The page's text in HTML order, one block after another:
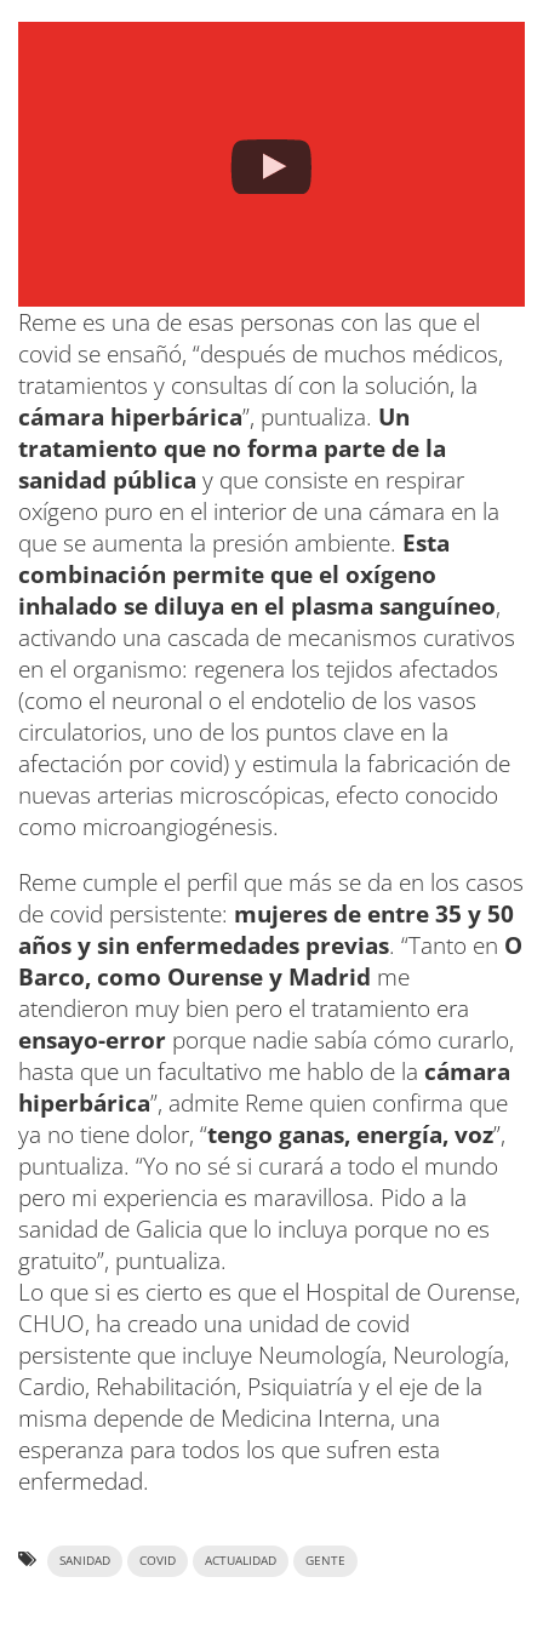
Reme es una de esas personas con las que el
covid se ensañó, “después de muchos médicos,
tratamientos y consultas dí con la solución, la
cámara hiperbárica”, puntualiza. Un
tratamiento que no forma parte de la
sanidad pública y que consiste en respirar
oxígeno puro en el interior de una cámara en la
que se aumenta la presión ambiente. Esta
combinación permite que el oxígeno
inhalado se diluya en el plasma sanguíneo,
activando una cascada de mecanismos curativos
en el organismo: regenera los tejidos afectados
(como el neuronal o el endotelio de los vasos
circulatorios, uno de los puntos clave en la
afectación por covid) y estimula la fabricación de
nuevas arterias microscópicas, efecto conocido
como microangiogénesis.
Reme cumple el perfil que más se da en los casos
de covid persistente: mujeres de entre 35 y 50
años y sin enfermedades previas. “Tanto en O
Barco, como Ourense y Madrid me
atendieron muy bien pero el tratamiento era
ensayo-error porque nadie sabía cómo curarlo,
hasta que un facultativo me hablo de la cámara
hiperbárica”, admite Reme quien confirma que
ya no tiene dolor, “tengo ganas, energía, voz”,
puntualiza. “Yo no sé si curará a todo el mundo
pero mi experiencia es maravillosa. Pido a la
sanidad de Galicia que lo incluya porque no es
gratuito”, puntualiza.
Lo que si es cierto es que el Hospital de Ourense,
CHUO, ha creado una unidad de covid
persistente que incluye Neumología, Neurología,
Cardio, Rehabilitación, Psiquiatría y el eje de la
misma depende de Medicina Interna, una
esperanza para todos los que sufren esta
enfermedad.
SANIDAD COVID ACTUALIDAD GENTE